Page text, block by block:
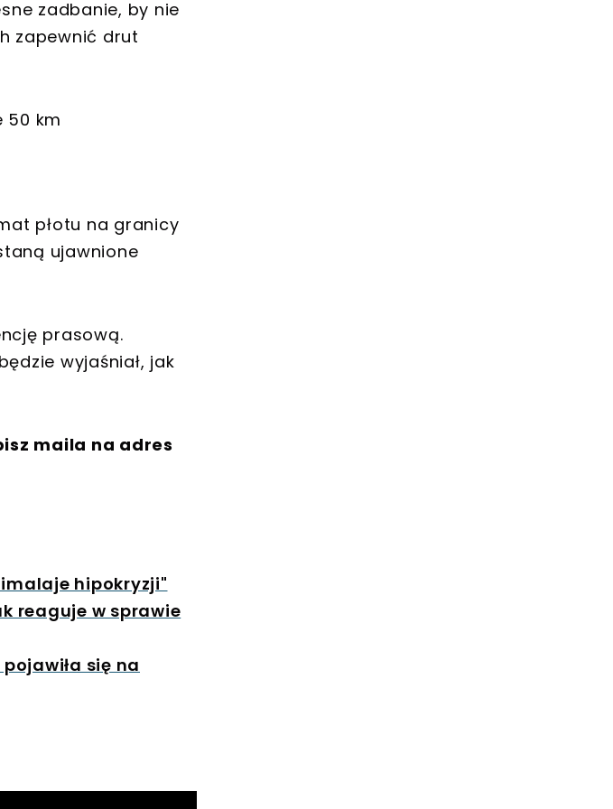
zadbanie, by nie
zapewnić drut
50 km
płotu na granicy
ujawnione
prasową.
wyjaśniał, jak
maila na adres
hipokryzji"
reaguje w sprawie
się na